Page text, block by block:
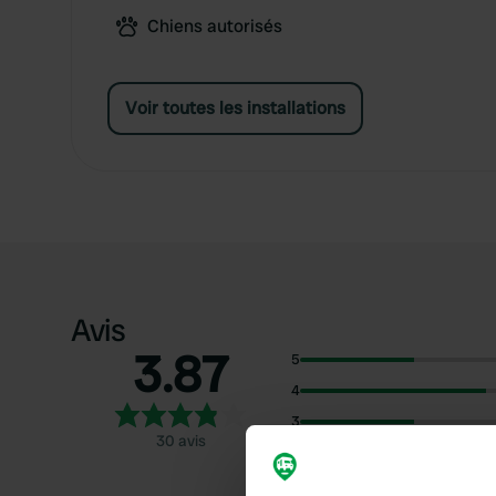
Chiens autorisés
Voir toutes les installations
Avis
3.87
30 avis
5
4
3
2
1